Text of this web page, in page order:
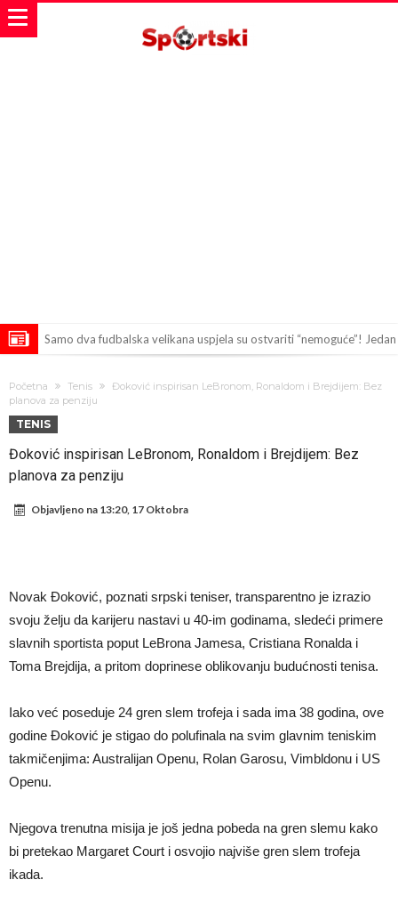
Samo dva fudbalska velikana uspjela su ostvariti “nemoguće”! Jedan
Atletico prati situaciju.
GOTOVO JE! Čelsi dovodi novog lijevog beka – transfer vrijedan 21
milion eura
Atletico Madrid donosi neočekivanu odluku!
Rafael Leao dobio novu ponudu iz Turske
daleko”
Početna Tenis
Đoković inspirisan LeBronom, Ronaldom i Brejdijem: Bez
planova za penziju
TENIS
Đoković inspirisan LeBronom, Ronaldom i Brejdijem: Bez
planova za penziju
Objavljeno na 13:20, 17 Oktobra
Novak Đoković, poznati srpski teniser, transparentno je izrazio
svoju želju da karijeru nastavi u 40-im godinama, sledeći primere
slavnih sportista poput LeBrona Jamesa, Cristiana Ronalda i
Toma Brejdija, a pritom doprinese oblikovanju budućnosti tenisa.
Iako već poseduje 24 gren slem trofeja i sada ima 38 godina, ove
godine Đoković je stigao do polufinala na svim glavnim teniskim
takmičenjima: Australijan Openu, Rolan Garosu, Vimbldonu i US
Openu.
Njegova trenutna misija je još jedna pobeda na gren slemu kako
bi pretekao Margaret Court i osvojio najviše gren slem trofeja
ikada.